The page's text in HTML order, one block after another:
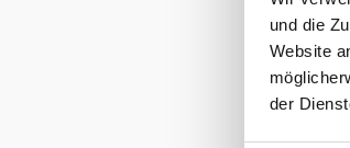
und die
Website
der